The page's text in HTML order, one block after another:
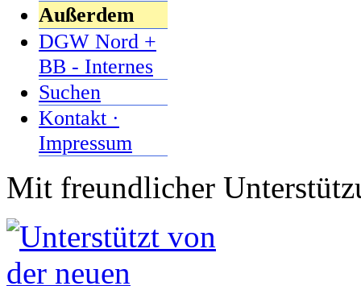
Außerdem
DGW Nord +
BB - Internes
Suchen
Kontakt ·
Impressum
Mit freundlicher